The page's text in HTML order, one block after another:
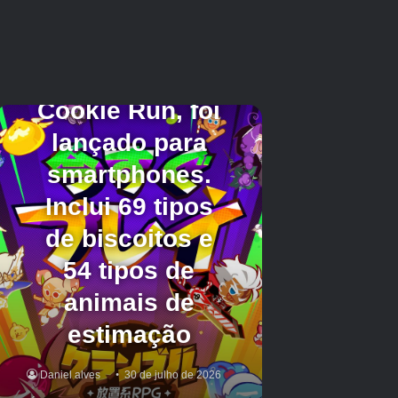
A vara perdida
A bola de crescimento
Vara Spincaster Escarlate
Vara Engenhosa
Haste Vulcânica
Vara Voyager
Haste Contracorrente
Vara das Estações
Haste de Cluster Arco-Íris
Aurora Rod